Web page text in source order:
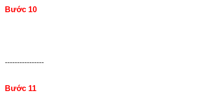
Bước 10
----------------
Bước 11